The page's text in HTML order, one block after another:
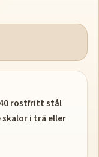
rostfritt stål
i trä eller